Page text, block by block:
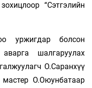
“Сэтгэлийн
ур­­­жигдар болсон
шалгаруулах
О.Саранхүү
О.Оюунбатаар